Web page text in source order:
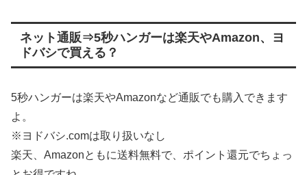
ネット通販⇒5秒ハンガーは楽天やAmazon、ヨ
ドバシで買える？
5秒ハンガーは楽天やAmazonなど通販でも購入できます
よ。
※ヨドバシ.comは取り扱いなし
楽天、Amazonともに送料無料で、ポイント還元でちょっ